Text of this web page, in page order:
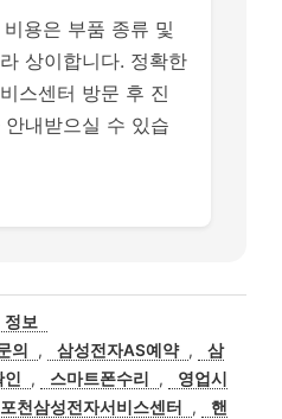
용은 부품 종류 및
상이합니다. 정확한
스센터 방문 후 진
내받으실 수 있습
카정보
의 , 삼성전자AS예약 ,
삼
, 스마트폰수리 ,
영업시
포천삼성전자서비스센터 ,
핸